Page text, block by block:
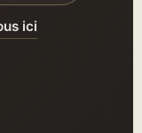
ici